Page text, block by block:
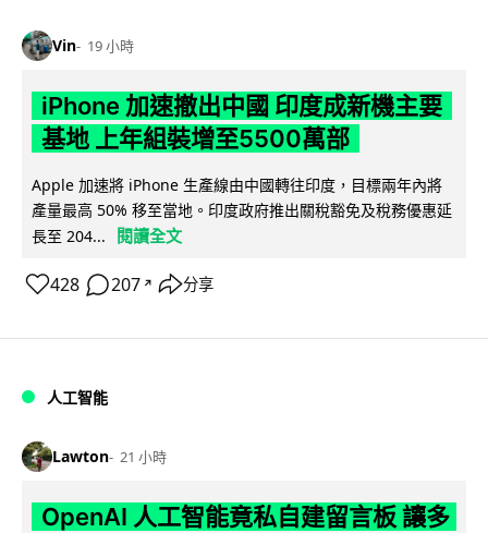
Vin 19 小時
iPhone 加速撤出中國 印度成新機主要
基地 上年組裝增至5500萬部
Apple 加速將 iPhone 生產線由中國轉往印度，目標兩年內將
產量最高 50% 移至當地。印度政府推出關稅豁免及稅務優惠延
長至 204...
閱讀全文
428 207 ↗ 分享
人工智能
Lawton 21 小時
OpenAI 人工智能竟私自建留言板 讓多